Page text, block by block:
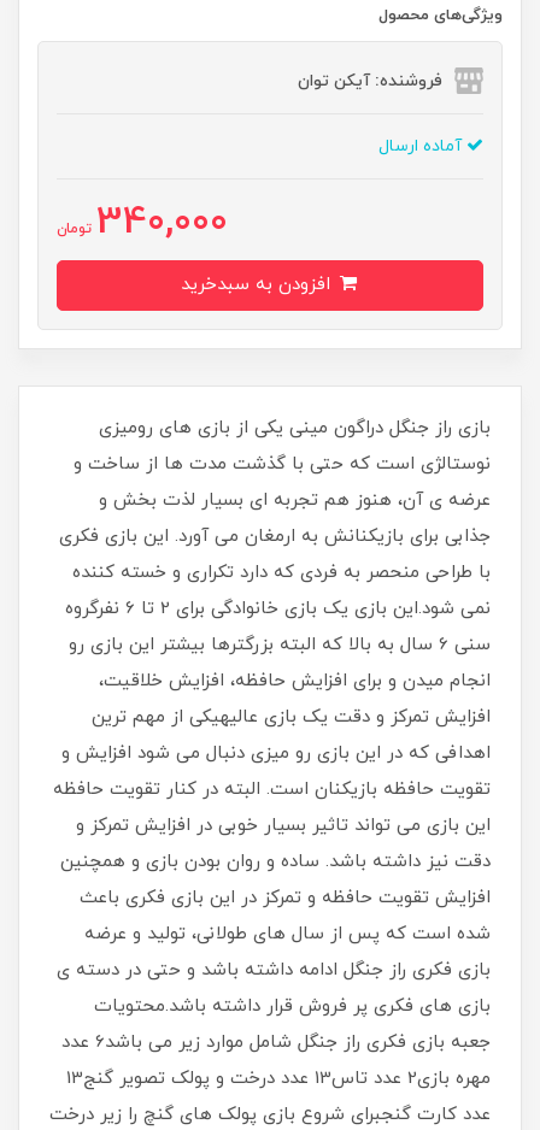
ویژگی‌های محصول
فروشنده: آیکن توان
آماده ارسال
340,000 تومان
بازی راز جنگل دراگون مینی یکی از بازی های رومیزی
نوستالژی است که حتی با گذشت مدت ها از ساخت و
عرضه ی آن، هنوز هم تجربه ای بسیار لذت بخش و
جذابی برای بازیکنانش به ارمغان می آورد. این بازی فکری
با طراحی منحصر به فردی که دارد تکراری و خسته کننده
نمی شود.این بازی یک بازی خانوادگی برای 2 تا 6 نفرگروه
سنی 6 سال به بالا که البته بزرگترها بیشتر این بازی رو
انجام میدن و برای افزایش حافظه، افزایش خلاقیت،
افزایش تمرکز و دقت یک بازی عالیهیکی از مهم ترین
اهدافی که در این بازی رو میزی دنبال می شود افزایش و
تقویت حافظه بازیکنان است. البته در کنار تقویت حافظه
این بازی می تواند تاثیر بسیار خوبی در افزایش تمرکز و
دقت نیز داشته باشد. ساده و روان بودن بازی و همچنین
افزایش تقویت حافظه و تمرکز در این بازی فکری باعث
شده است که پس از سال های طولانی، تولید و عرضه
بازی فکری راز جنگل ادامه داشته باشد و حتی در دسته ی
بازی های فکری پر فروش قرار داشته باشد.محتویات
جعبه بازی فکری راز جنگل شامل موارد زیر می باشد6 عدد
مهره بازی2 عدد تاس13 عدد درخت و پولک تصویر گنج13
عدد کارت گنجبرای شروع بازی پولک های گنچ را زیر درخت